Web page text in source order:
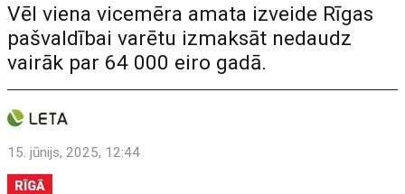
Vēl viena vicemēra amata izveide Rīgas
pašvaldībai varētu izmaksāt nedaudz
vairāk par 64 000 eiro gadā.
15. jūnijs, 2025, 12:44
RĪGĀ